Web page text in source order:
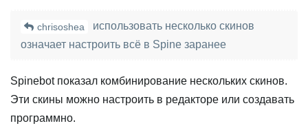
chrisoshea
использовать несколько скинов
означает настроить всё в Spine заранее
Spinebot показал комбинирование нескольких скинов.
Эти скины можно настроить в редакторе или создавать
программно.